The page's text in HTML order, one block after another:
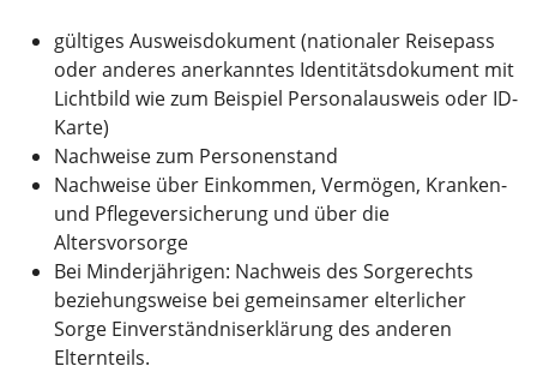
gültiges Ausweisdokument (nationaler Reisepass
oder anderes anerkanntes Identitätsdokument mit
Lichtbild wie zum Beispiel Personalausweis oder ID-
Karte)
Nachweise zum Personenstand
Nachweise über Einkommen, Vermögen, Kranken-
und Pflegeversicherung und über die
Altersvorsorge
Bei Minderjährigen: Nachweis des Sorgerechts
beziehungsweise bei gemeinsamer elterlicher
Sorge Einverständniserklärung des anderen
Elternteils.